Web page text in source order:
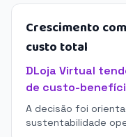
Crescimento
custo total
DLoja Virtual
de custo-
A decisão foi
sustentabilidade